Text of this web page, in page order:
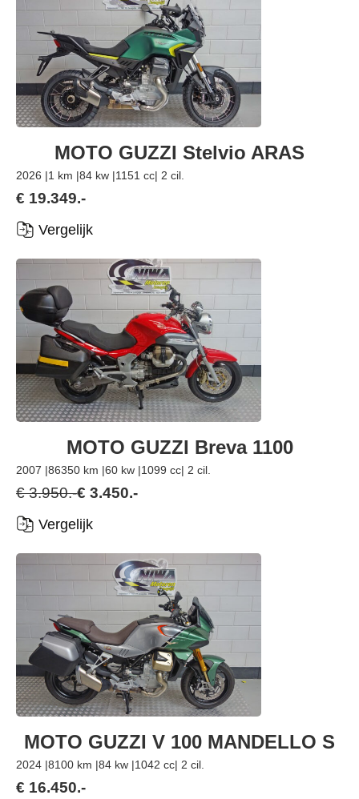
MOTO GUZZI Stelvio ARAS
2026 |1 km |84 kw |1151 cc| 2 cil.
€ 19.349.-
Vergelijk
MOTO GUZZI Breva 1100
2007 |86350 km |60 kw |1099 cc| 2 cil.
€ 3.950.-€ 3.450.-
Vergelijk
MOTO GUZZI V 100 MANDELLO S
2024 |8100 km |84 kw |1042 cc| 2 cil.
€ 16.450.-